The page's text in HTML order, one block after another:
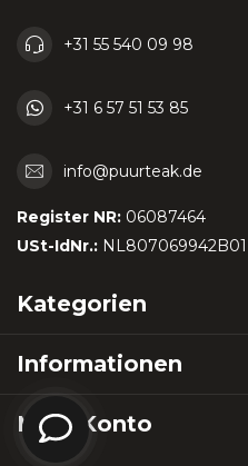
+31 55 540 09 98
+31 6 57 51 53 85
info@puurteak.de
Register NR: 06087464
USt-IdNr.:
Kategorien
Informationen
Mein Konto